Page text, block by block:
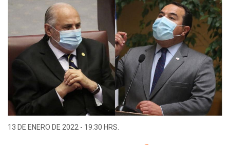
13 DE ENERO DE 2022 - 19:30 HRS.